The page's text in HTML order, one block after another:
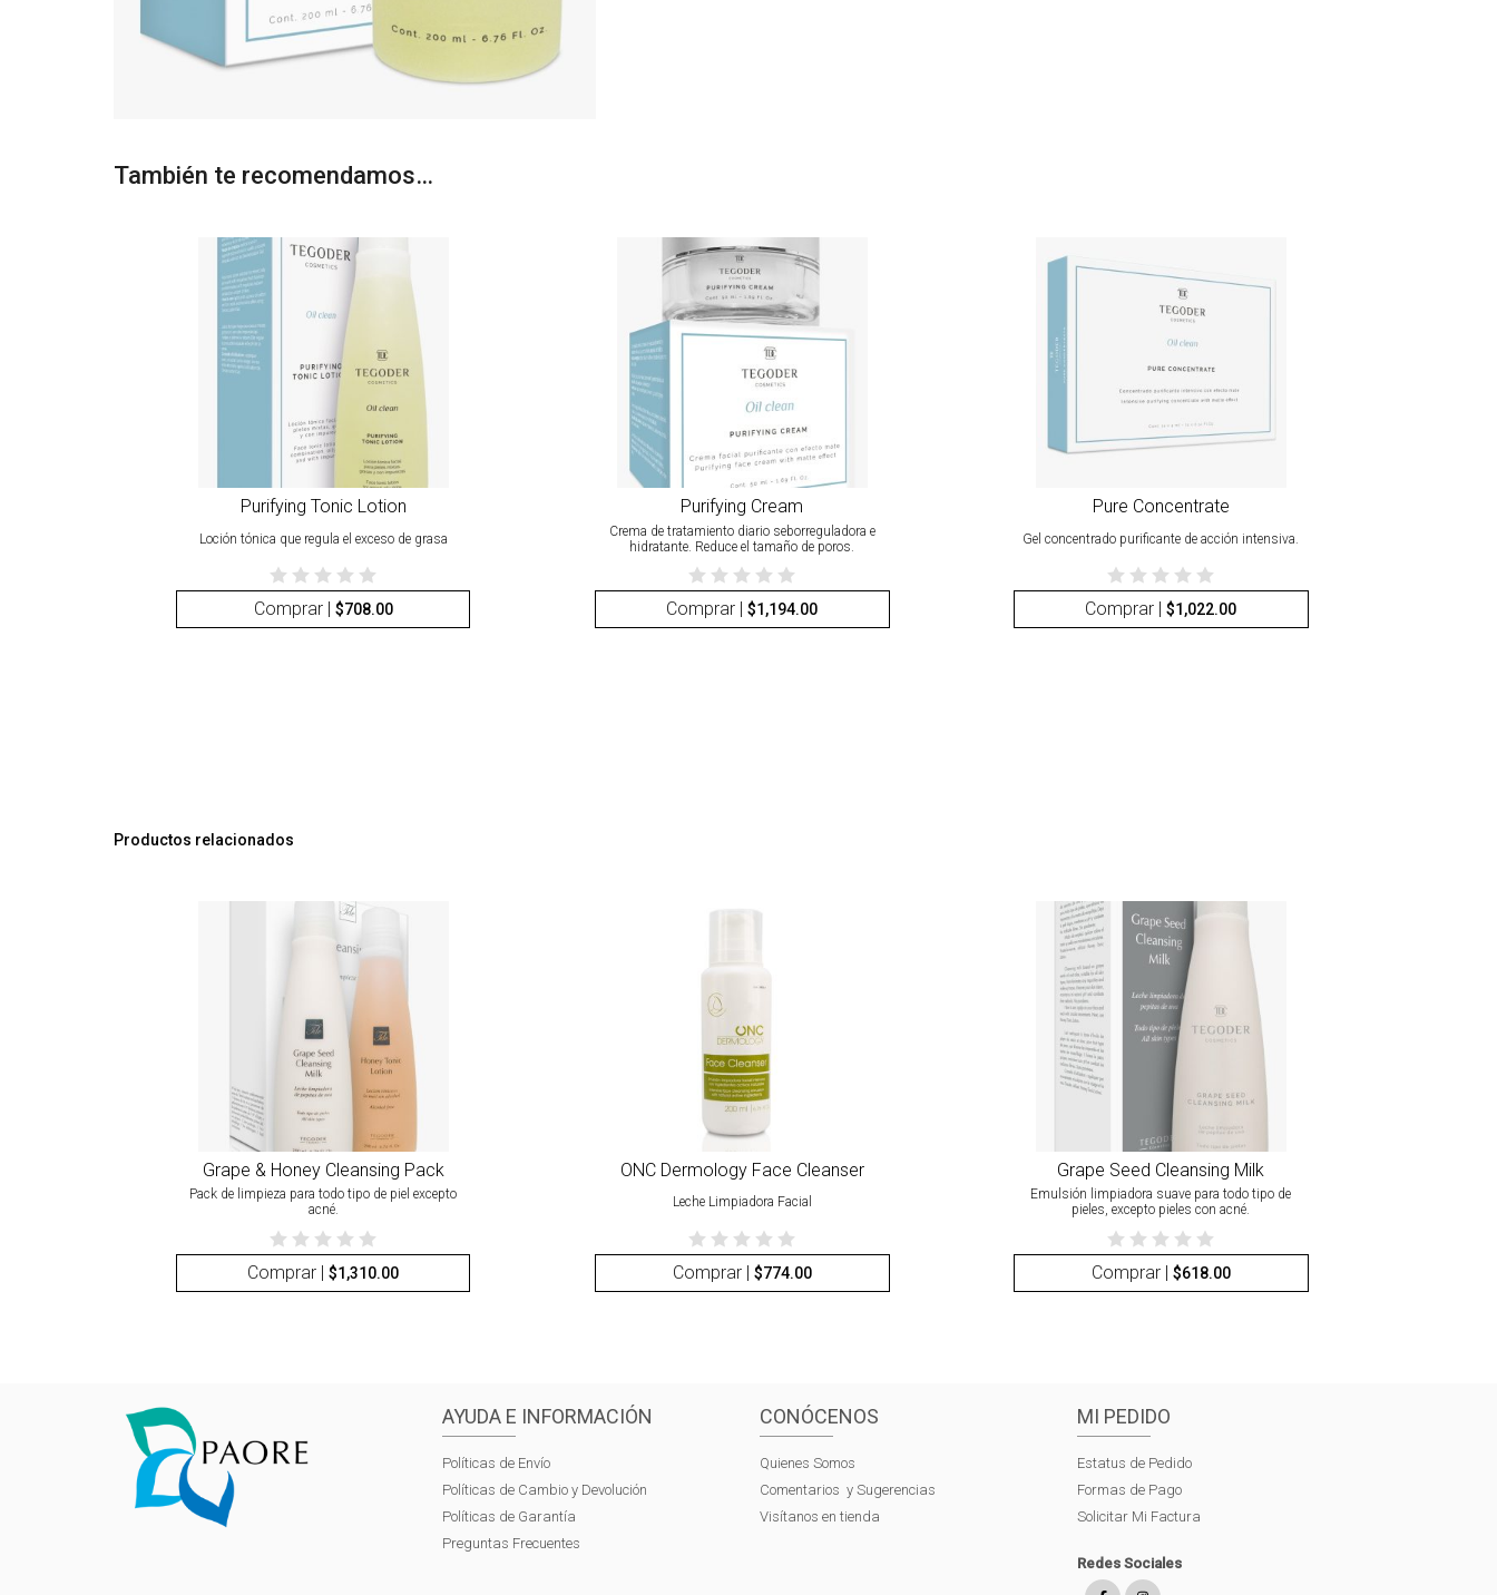
También te recomendamos…
Purifying Tonic Lotion
Loción tónica que regula el exceso de grasa
Comprar | $708.00
Purifying Cream
Crema de tratamiento diario seborreguladora e
hidratante. Reduce el tamaño de poros.
Comprar |$1,194.00
Pure Concentrate
Gel concentrado purificante de acción intensiva.
Comprar |$1,022.00
Productos relacionados
Grape & Honey Cleansing Pack
Pack de limpieza para todo tipo de piel excepto
acné.
Comprar |$1,310.00
ONC Dermology Face Cleanser
Leche Limpiadora Facial
Comprar | $774.00
Grape Seed Cleansing Milk
Emulsión limpiadora suave para todo tipo de
pieles, excepto pieles con acné.
Comprar | $618.00
AYUDA E INFORMACIÓN
Políticas de Envío
Políticas de Cambio y Devolución
Políticas de Garantía
Preguntas Frecuentes
CONÓCENOS
Quienes Somos
Comentarios y Sugerencias
Visítanos en tienda
MI PEDIDO
Estatus de Pedido
Formas de Pago
Solicitar Mi Factura
Redes Sociales